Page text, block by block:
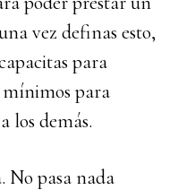
vez definas esto,
para
para
los demás.
No pasa nada